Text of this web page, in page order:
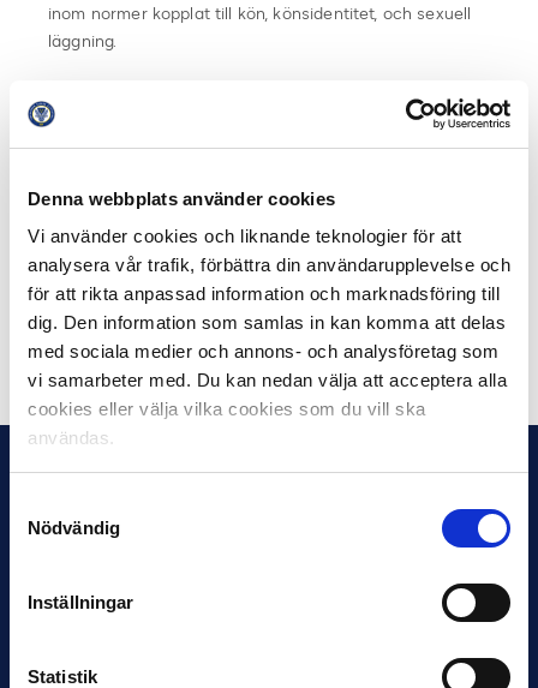
Denna webbplats använder cookies
Vi använder cookies och liknande teknologier för att
analysera vår trafik, förbättra din användarupplevelse och
för att rikta anpassad information och marknadsföring till
dig. Den information som samlas in kan komma att delas
med sociala medier och annons- och analysföretag som
vi samarbeter med. Du kan nedan välja att acceptera alla
cookies eller välja vilka cookies som du vill ska
användas.
Nödvändig
Inställningar
Statistik
inom normer kopplat till kön, könsidentitet, och sexuell
läggning.
utbildningen i kommunens regi. HBTQ-certifieringen är
ett viktigt steg i vår eviga uppgift att vara en
Abrahamsson tillIK Sirius hemsidanär diplomeringen
blev klar.
Läs mer om Svensk Elitfotbolls värdegrund här
Dela på Facebook Dela på Twitter